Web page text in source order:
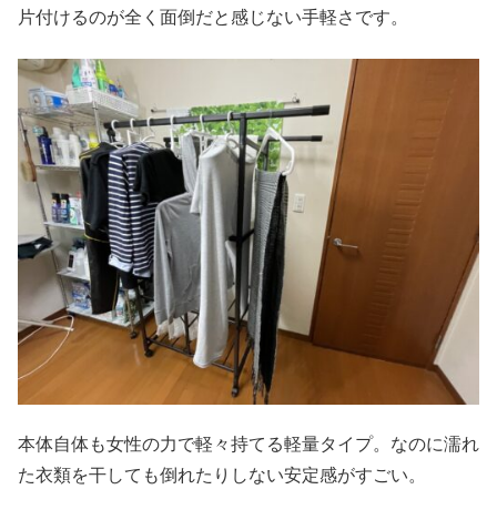
片付けるのが全く面倒だと感じない手軽さです。
本体自体も女性の力で軽々持てる軽量タイプ。なのに濡れ
た衣類を干しても倒れたりしない安定感がすごい。